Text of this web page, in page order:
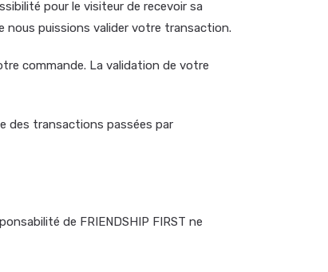
pour le visiteur de recevoir sa
nous puissions valider votre transaction.
commande. La validation de votre
des transactions passées par
de FRIENDSHIP FIRST ne